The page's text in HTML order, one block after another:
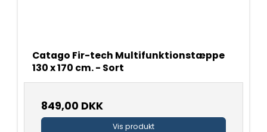
Catago Fir-tech Multifunktionstæppe
130 x 170 cm. - Sort
849,00 DKK
Vis produkt